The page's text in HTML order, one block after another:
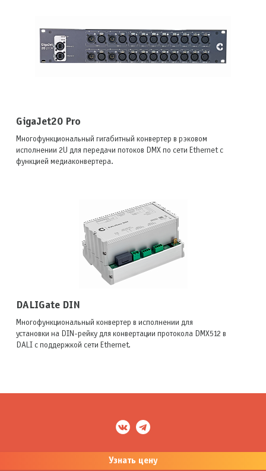
GigaJet20 Pro
Многофункциональный гигабитный конвертер в рэковом
исполнении 2U для передачи потоков DМХ по сети Ethernet с
функцией медиаконвертера.
DALIGate DIN
Многофункциональный конвертер в исполнении для
установки на DIN-рейку для конвертации протокола DMX512 в
DALI с поддержкой сети Ethernet.
Узнать цену